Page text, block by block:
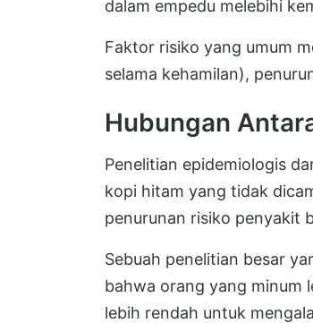
dalam empedu melebihi
Faktor risiko yang umum
selama kehamilan),
Hubungan
Penelitian epidemiologis
kopi hitam yang tidak
penurunan risiko penyakit
Sebuah penelitian besar
bahwa orang yang minum
lebih rendah untuk